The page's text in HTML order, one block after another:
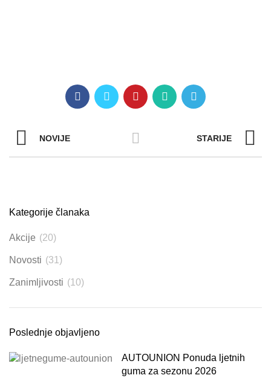
NOVIJE STARIJE
Kategorije članaka
Akcije (20)
Novosti (31)
Zanimljivosti (10)
Poslednje objavljeno
AUTOUNION Ponuda ljetnih
guma za sezonu 2026